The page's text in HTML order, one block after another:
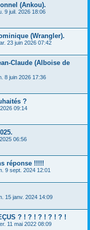
(Ankou).
9 juil. 2026 18:06
(Wrangler).
23 juin 2026 07:42
Claude (Alboise de
8 juin 2026 17:36
?
09:14
06:56
réponse !!!!!
9 sept. 2024 12:01
15 janv. 2024 14:09
? ! ? ! ? ! ? ! ? !
11 mai 2022 08:09